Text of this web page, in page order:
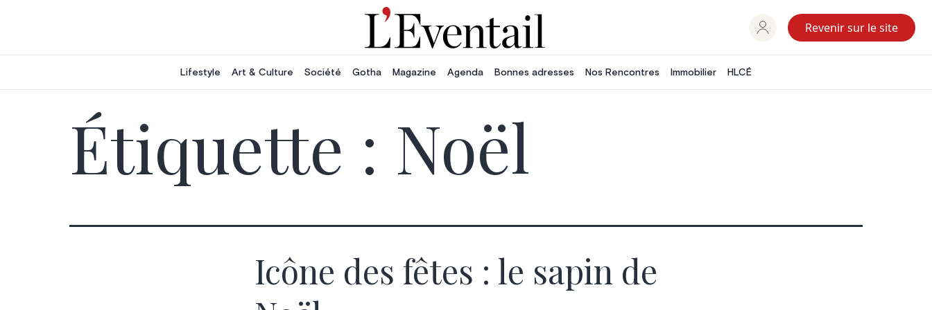
Revenir sur le site
Lifestyle Art & Culture Société Gotha Magazine Agenda Bonnes adresses Nos Rencontres Immobilier HLCÉ
Étiquette : Noël
Icône des fêtes : le sapin de